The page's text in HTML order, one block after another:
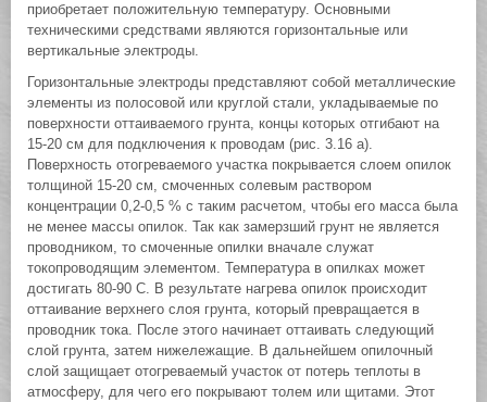
приобретает положительную температуру. Основными
техническими средствами являются горизонтальные или
вертикальные электроды.
Горизонтальные электроды представляют собой металлические
элементы из полосовой или круглой стали, укладываемые по
поверхности оттаиваемого грунта, концы которых отгибают на
15-20 см для подключения к проводам (рис. 3.16 а).
Поверхность отогреваемого участка покрывается слоем опилок
толщиной 15-20 см, смоченных солевым раствором
концентрации 0,2-0,5 % с таким расчетом, чтобы его масса была
не менее массы опилок. Так как замерзший грунт не является
проводником, то смоченные опилки вначале служат
токопроводящим элементом. Температура в опилках может
достигать 80-90 С. В результате нагрева опилок происходит
оттаивание верхнего слоя грунта, который превращается в
проводник тока. После этого начинает оттаивать следующий
слой грунта, затем нижележащие. В дальнейшем опилочный
слой защищает отогреваемый участок от потерь теплоты в
атмосферу, для чего его покрывают толем или щитами. Этот